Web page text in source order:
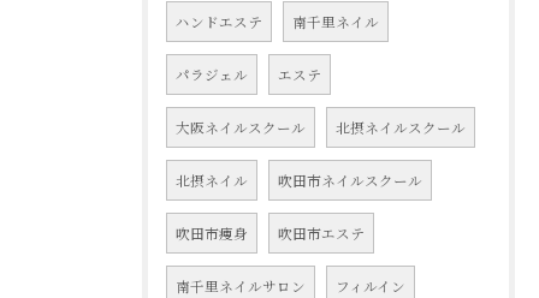
ハンドエステ 南千里ネイル
パラジェル エステ
大阪ネイルスクール 北摂ネイルスクール
北摂ネイル 吹田市ネイルスクール
吹田市痩身 吹田市エステ
南千里ネイルサロン フィルイン